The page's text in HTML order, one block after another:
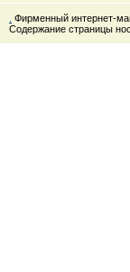
Фирменный интернет-
Содержание страницы